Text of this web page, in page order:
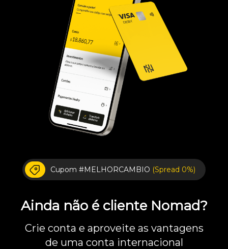
Cupom #MELHORCAMBIO (Spread 0%)
Ainda não é cliente Nomad?
Crie conta e aproveite as vantagens
de uma conta internacional